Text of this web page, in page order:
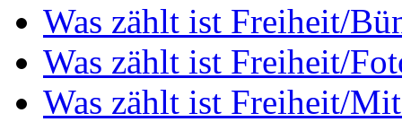
Was zählt ist Freiheit/
Was zählt ist Freiheit/
Was zählt ist Freiheit/